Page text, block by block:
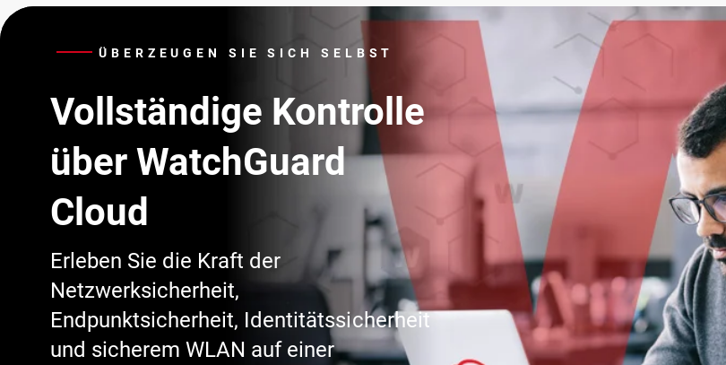
ÜBERZEUGEN SIE SICH SELBST
Vollständige Kontrolle
über WatchGuard
Cloud
Erleben Sie die Kraft der
Netzwerksicherheit,
Endpunktsicherheit, Identitätssicherheit
und sicherem WLAN auf einer